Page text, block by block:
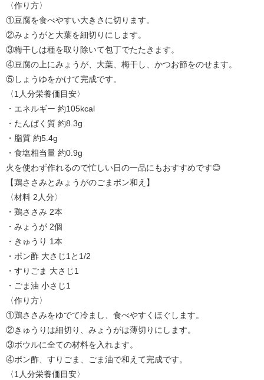
〈作り方〉
①豆腐を食べやすい大きさに切ります。
②みょうがと大葉を細切りにします。
③梅干しは種を取り除いて包丁でたたきます。
④豆腐の上にみょうが、大葉、梅干し、かつお節をのせます。
⑤しょうゆをかけて完成です。
〈1人分栄養価目安〉
・エネルギー 約105kcal
・たんぱく質 約8.3g
・脂質 約5.4g
・食塩相当量 約0.9g
火を使わず作れるので忙しい日の一品にもおすすめです😊
【鶏ささみとみょうがのごまポン和え】
〈材料 2人分〉
・鶏ささみ 2本
・みょうが 2個
・きゅうり 1本
・ポン酢 大さじ1と1/2
・すりごま 大さじ1
・ごま油 小さじ1
〈作り方〉
①鶏ささみをゆでて冷まし、食べやすくほぐします。
②きゅうりは細切り、みょうがは薄切りにします。
③ボウルに全ての材料を入れます。
④ポン酢、すりごま、ごま油で和えて完成です。
〈1人分栄養価目安〉